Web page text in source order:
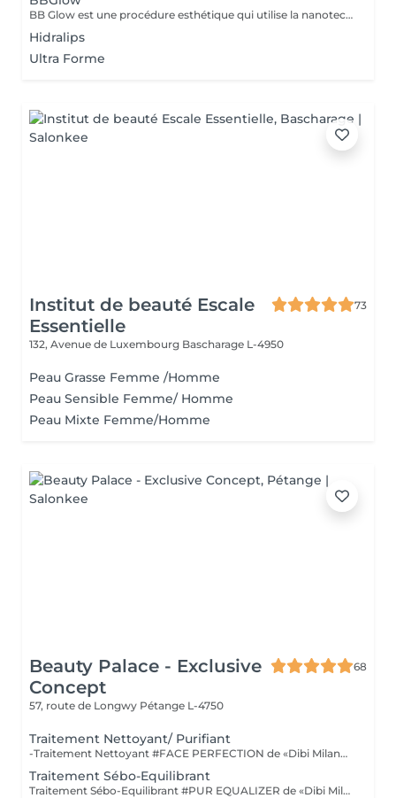
BB Glow est une procédure esthétique qui utilise la nanotechnologie pour améliorer l'éclat et la douceur de la peau sans avoir besoin de maquillage. Réalisé sur le derme, il induit et stimule les fibroblastes pour synthétiser le collagène et l'élastine. Ce traitement est réalisé avec un dermapen, des micro-aiguilles et des ampoules spécifiques. Favorise la revitalisation de la peau, la réduction des imperfections, des cernes et des rides d'expression. Lissage des cicatrices d'acné et effet lifting. LES INDICATIONS Réduction des pores Réduction des taches et des taches de rousseur Améliore l'élasticité de la peau Activer le collagène Réduction des ridules d'expression Teint uniforme Améliore la luminosité
Hidralips
Ultra Forme
Institut de beauté Escale
Essentielle
73
132, Avenue de Luxembourg Bascharage L-4950
Peau Grasse Femme /Homme
Peau Sensible Femme/ Homme
Peau Mixte Femme/Homme
Beauty Palace - Exclusive
Concept
68
57, route de Longwy Pétange L-4750
Traitement Nettoyant/ Purifiant
-Traitement Nettoyant #FACE PERFECTION de «Dibi Milano» est un soin simple nettoyant. «SOIN STARTER» à faire avant une cure intensive, premier traitement idéal pour préparer la peau, lors duquel nous ferons une analyse complète des besoins de l'épiderme. POUR TOUTES LES PEAUX DE TOUT ÂGE "BEST SELLER DES ADOLESCENTS" -Traitement Purifiant #PUR EQUALIZER de «Dibi Milano»purifie la peau en la libérant des impuretés et en régulant l'équilibre de la flore microbienne. Il atténue les manifestations d'inflammation et les gonflements de la peau à tendance acnéique, nettoie les pores obstrués, prévient leur formation et aide à éliminer l'excès de sébum ainsi que les cellules mortes. (Masque Boue) POUR LES PEAUX ACNEIQUES
Traitement Sébo-Equilibrant
Traitement Sébo-Equilibrant #PUR EQUALIZER de «Dibi Milano» grâce aux performances de ses principes actifs innovants, il est en mesure de régulariser l'excès de sébum, en procurant un effet matifiant et en réduisant visiblement les pores dilatés, le grain de peau est affiné. Ce soin aide à matifier la peau tout en la maintenant hydratée et protégée. (Masque bio-cellulose) POUR LES PEAUX MIXTES À GRASSES